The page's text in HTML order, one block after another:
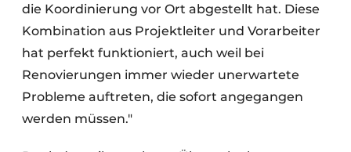
die Koordinierung vor Ort abgestellt hat. Diese
Kombination aus Projektleiter und Vorarbeiter
hat perfekt funktioniert, auch weil bei
Renovierungen immer wieder unerwartete
Probleme auftreten, die sofort angegangen
werden müssen."